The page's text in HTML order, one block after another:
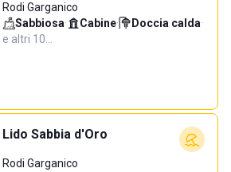
Rodi Garganico
Sabbiosa· Cabine· Doccia calda·
e altri 10…
Lido Sabbia d'Oro
Rodi Garganico